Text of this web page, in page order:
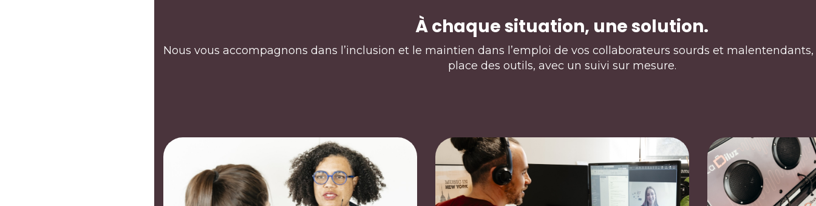
À chaque situation, une solution.
Nous vous accompagnons dans l’inclusion et le maintien dans l’emploi de vos collaborateurs sourds et
place des outils, avec un suivi sur mesure.